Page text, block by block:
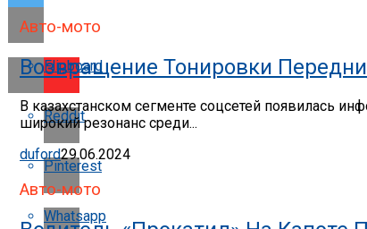
Flipboard
Reddit
Pinterest
Whatsapp
Авто-мото
Возвращение Тонировки
В казахстанском сегменте соцсетей появилась
широкий резонанс среди...
duford29.06.2024
Авто-мото